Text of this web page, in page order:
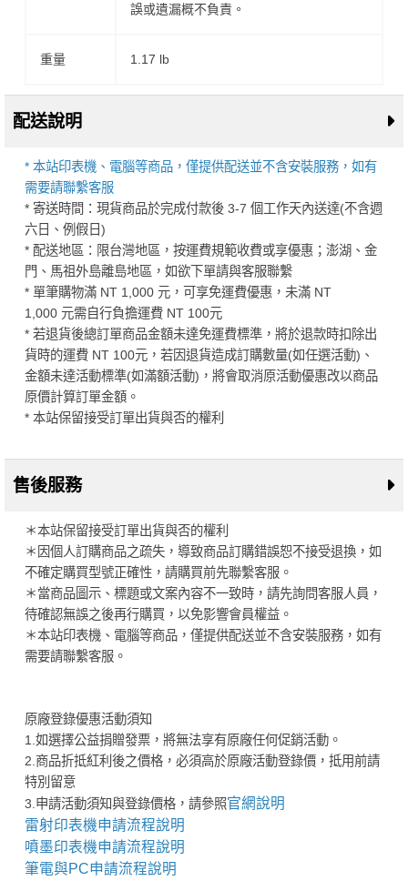
誤或遺漏概不負責。
重量 1.17 lb
配送說明
* 本站印表機、電腦等商品，僅提供配送並不含安裝服務，如有
需要請聯繫客服
* 寄送時間：現貨商品於完成付款後 3-7 個工作天內送達(不含週
六日、例假日)
* 配送地區：限台灣地區，按運費規範收費或享優惠；澎湖、金
門、馬祖外島離島地區，如欲下單請與客服聯繫
* 單筆購物滿 NT 1,000 元，可享免運費優惠，未滿 NT
1,000 元需自行負擔運費 NT 100元
* 若退貨後總訂單商品金額未達免運費標準，將於退款時扣除出
貨時的運費 NT 100元，若因退貨造成訂購數量(如任選活動)、
金額未達活動標準(如滿額活動)，將會取消原活動優惠改以商品
原價計算訂單金額。
* 本站保留接受訂單出貨與否的權利
售後服務
＊本站保留接受訂單出貨與否的權利
＊因個人訂購商品之疏失，導致商品訂購錯誤恕不接受退換，如
不確定購買型號正確性，請購買前先聯繫客服。
＊當商品圖示、標題或文案內容不一致時，請先詢問客服人員，
待確認無誤之後再行購買，以免影響會員權益。
＊本站印表機、電腦等商品，僅提供配送並不含安裝服務，如有
需要請聯繫客服。
原廠登錄優惠活動須知
1.如選擇公益捐贈發票，將無法享有原廠任何促銷活動。
2.商品折抵紅利後之價格，必須高於原廠活動登錄價，抵用前請
特別留意
3.申請活動須知與登錄價格，請參照官網說明
雷射印表機申請流程說明
噴墨印表機申請流程說明
筆電與PC申請流程說明